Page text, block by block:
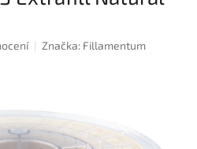
Značka: Fillamentum